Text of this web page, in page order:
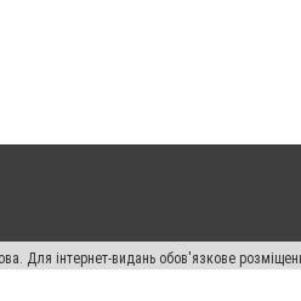
Для інтернет-видань обов'язкове